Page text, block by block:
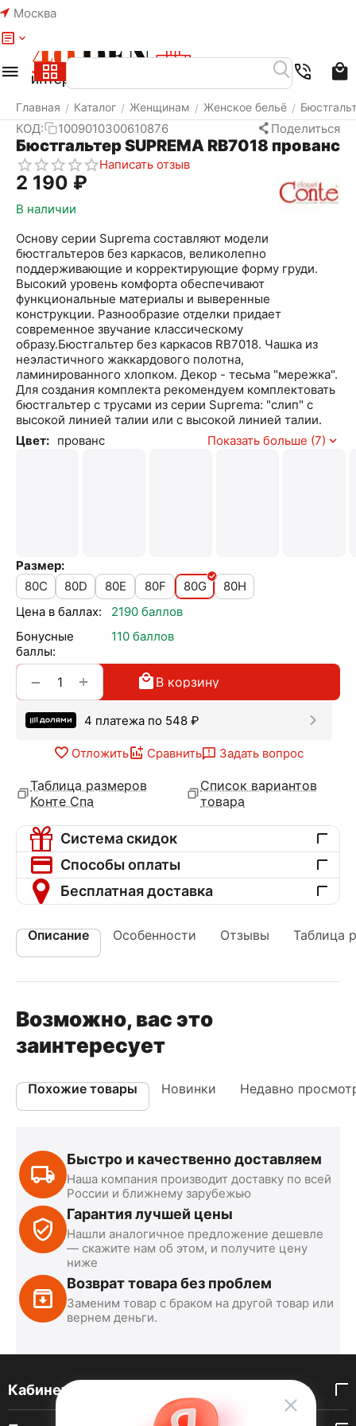
Москва
Главная / Каталог / Женщинам / Женское бельё /
КОД: 1009010300610876 Поделиться
Бюстгальтер SUPREMA RB7018 прованс
Написать отзыв
2 190 ₽
В наличии
Основу серии Suprema составляют модели
бюстгальтеров без каркасов, великолепно
поддерживающие и корректирующие форму груди.
Высокий уровень комфорта обеспечивают
функциональные материалы и выверенные
конструкции. Разнообразие отделки придает
современное звучание классическому
образу.Бюстгальтер без каркасов RB7018. Чашка из
неэластичного жаккардового полотна,
ламинированного хлопком. Декор - тесьма "мережка".
Для создания комплекта рекомендуем комплектовать
бюстгальтер с трусами из серии Suprema: "слип" с
высокой линией талии или с высокой линией талии.
Цвет: прованс Показать больше (7)
Размер:
80C
80D 80E 80F 80G
80H
Цена в баллах:
2190 баллов
Бонусные
баллы:
110 баллов
+
− В корзину
4 платежа по 548 ₽
Отложить Сравнить Задать вопрос
Таблица размеров
Конте Спа
Список вариантов
товара
Система скидок
Способы оплаты
Бесплатная доставка
Описание Особенности Отзывы Таблица
Возможно, вас это
заинтересует
Похожие товары Новинки Недавно
Быстро и качественно доставляем
Наша компания производит доставку по всей
России и ближнему зарубежью
Гарантия лучшей цены
Нашли аналогичное предложение дешевле
— скажите нам об этом, и получите цену
ниже
Возврат товара без проблем
Заменим товар с браком на другой товар или
вернем деньги.
Кабинет покупателя
Меню